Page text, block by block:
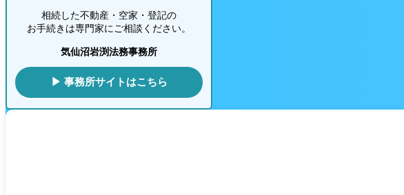
相続した不動産・空家・登記の
お手続きは専門家にご相談ください。
気仙沼岩渕法務事務所
▶ 事務所サイトはこちら